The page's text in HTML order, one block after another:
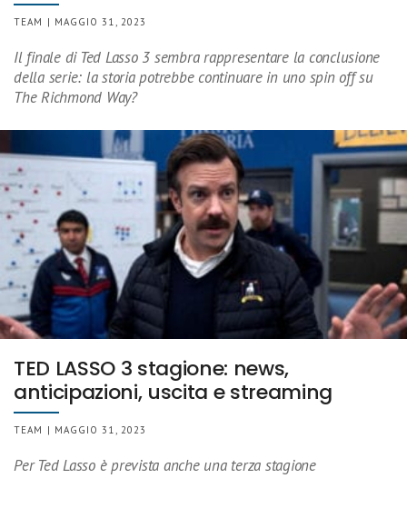
TEAM | MAGGIO 31, 2023
Il finale di Ted Lasso 3 sembra rappresentare la conclusione
della serie: la storia potrebbe continuare in uno spin off su
The Richmond Way?
TED LASSO 3 stagione: news,
anticipazioni, uscita e streaming
TEAM | MAGGIO 31, 2023
Per Ted Lasso è prevista anche una terza stagione